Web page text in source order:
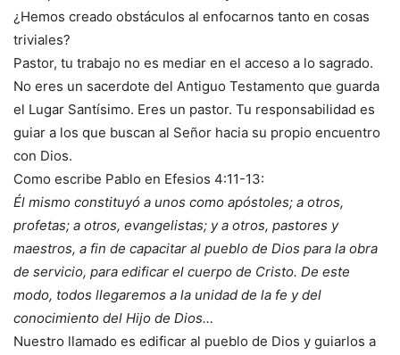
¿Hemos creado obstáculos al enfocarnos tanto en cosas
triviales?
Pastor, tu trabajo no es mediar en el acceso a lo sagrado.
No eres un sacerdote del Antiguo Testamento que guarda
el Lugar Santísimo. Eres un pastor. Tu responsabilidad es
guiar a los que buscan al Señor hacia su propio encuentro
con Dios.
Como escribe Pablo en Efesios 4:11-13:
Él mismo constituyó a unos como apóstoles; a otros,
profetas; a otros, evangelistas; y a otros, pastores y
maestros, a fin de capacitar al pueblo de Dios para la obra
de servicio, para edificar el cuerpo de Cristo. De este
modo, todos llegaremos a la unidad de la fe y del
conocimiento del Hijo de Dios…
Nuestro llamado es edificar al pueblo de Dios y guiarlos a